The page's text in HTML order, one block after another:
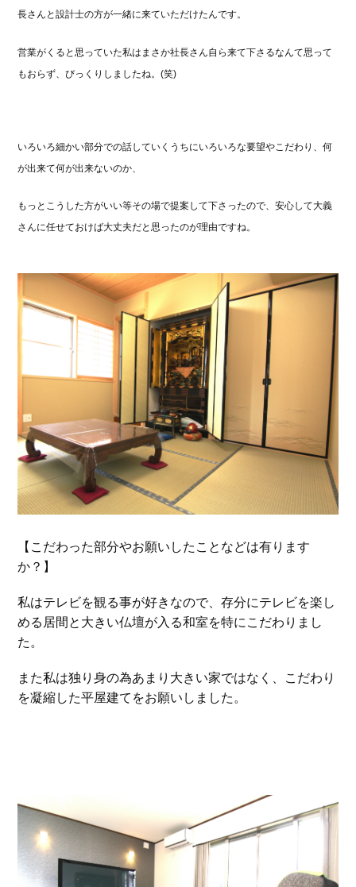
長さんと設計士の方が一緒に来ていただけたんです。
営業がくると思っていた私はまさか社長さん自ら来て下さるなんて思って
もおらず、びっくりしましたね。(笑)
いろいろ細かい部分での話していくうちにいろいろな要望やこだわり、何
が出来て何が出来ないのか、
もっとこうした方がいい等その場で提案して下さったので、安心して大義
さんに任せておけば大丈夫だと思ったのが理由ですね。
【こだわった部分やお願いしたことなどは有ります
か？】
私はテレビを観る事が好きなので、存分にテレビを楽し
める居間と 大きい仏壇が入る和室を特にこだわりまし
た。
また私は独り身の為あまり大きい家ではなく、こだわり
を凝縮した平屋建てをお願いしました。